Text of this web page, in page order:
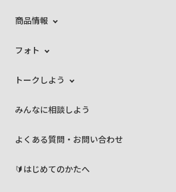
商品情報
フォト
トークしよう
みんなに相談しよう
よくある質問・お問い合わせ
🔰はじめてのかたへ